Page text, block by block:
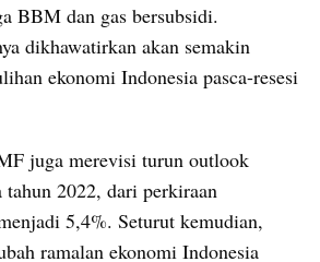
BBM dan gas bersubsidi.
dikhawatirkan akan semakin
ekonomi Indonesia pasca-resesi
juga merevisi turun outlook
2022, dari perkiraan
5,4%. Seturut kemudian,
ramalan ekonomi Indonesia